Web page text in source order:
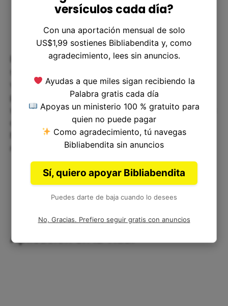
El libro de Proverbios nos invita a actuar con
vida. Nos enseña que nuestras acciones y
palabras tienen consecuencias, y que debemos
ser cuidadosos en cómo nos relacionamos con los
demás. La discreción y el conocimiento son
herramientas valiosas que Dios nos ha dado para
navegar por el mundo que nos rodea.
Aplicación en la vida:
versículos cada día?
Con una aportación mensual de solo
US$1,99 sostienes Bibliabendita y, como
agradecimiento, lees sin anuncios.
Ayudas a que miles sigan recibiendo la
Palabra gratis cada día
Apoyas un ministerio 100 % gratuito para
quien no puede pagar
Como agradecimiento, tú navegas
Bibliabendita sin anuncios
Sí, quiero apoyar Bibliabendita
Puedes darte de baja cuando lo desees
No, Gracias. Prefiero seguir gratis con anuncios